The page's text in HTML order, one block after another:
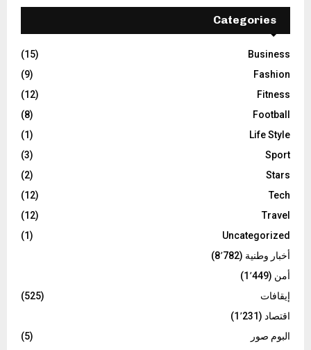
Categories
Business
(15)
Fashion
(9)
Fitness
(12)
Football
(8)
Life Style
(1)
Sport
(3)
Stars
(2)
Tech
(12)
Travel
(12)
Uncategorized
(1)
أخبار وطنية (8٬782)
أمن (1٬449)
إيقافات
(525)
اقتصاد (1٬231)
البوم صور
(5)